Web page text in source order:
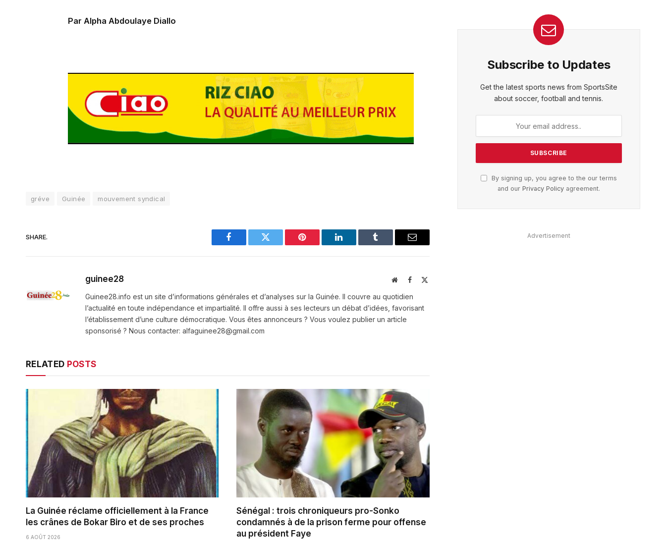
Par Alpha Abdoulaye Diallo
gréve Guinée mouvement syndical
SHARE.
Facebook Twitter Pinterest LinkedIn Tumblr Email
guinee28 WebsiteFacebook
X
Guinee28.info est un site d’informations générales et d’analyses sur la Guinée. Il couvre au quotidien
l’actualité en toute indépendance et impartialité. Il offre aussi à ses lecteurs un débat d’idées, favorisant
l’établissement d’une culture démocratique. Vous êtes annonceurs ? Vous voulez publier un article
sponsorisé ? Nous contacter: alfaguinee28@gmail.com
RELATED POSTS
La Guinée réclame officiellement à la France
les crânes de Bokar Biro et de ses proches
6 AOÛT 2026
Sénégal : trois chroniqueurs pro-Sonko
condamnés à de la prison ferme pour offense
au président Faye
Subscribe to Updates
Get the latest sports news from SportsSite
about soccer, football and tennis.
By signing up, you agree to the our terms
and our Privacy Policyagreement.
Advertisement